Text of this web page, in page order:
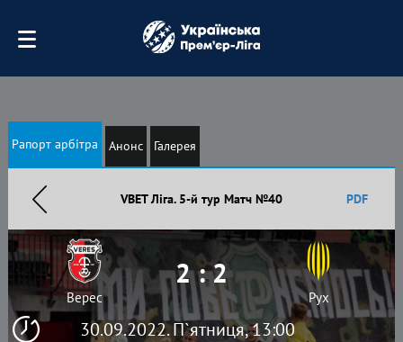
Рапорт арбітра Анонс Галерея
VBET Ліга. 5-й тур Матч №40 PDF
30.09.2022. П`ятниця, 13:00
Верес
2 : 2
Рух